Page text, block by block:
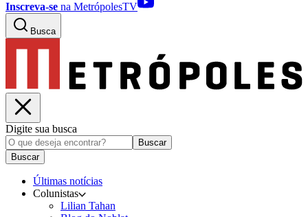
Inscreva-se na MetrópolesTV
Busca
Digite sua busca
Buscar
Buscar
Últimas notícias
Colunistas
Lilian Tahan